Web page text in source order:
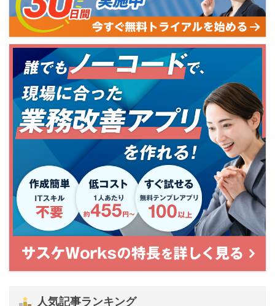
人気記事ランキング